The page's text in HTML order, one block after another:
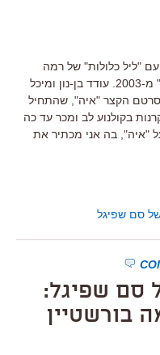
"ליל כלולות" של רמה
בורשטיין. הנה סרט מספר 2: "עונג שבת" מ-2003. עודד בן-נון ומיכל
סרטם הקצר "איה", שהתחיל
בקולנוע לב ומכר עד כה
על "איה", בה אני מכתיר את
סם שפיגל
סם שפיגל:
בורשטיין